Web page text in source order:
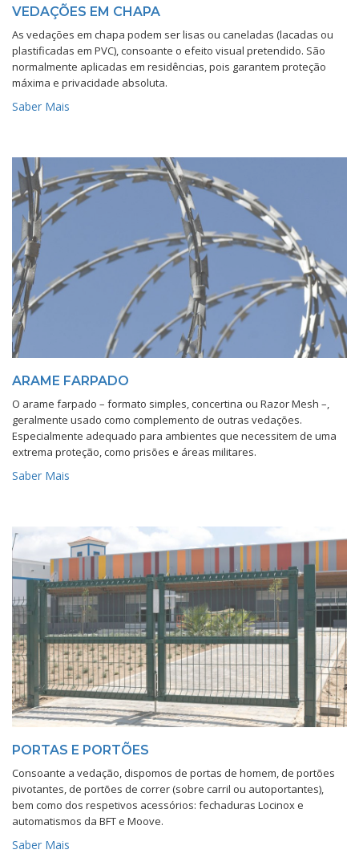
VEDAÇÕES EM CHAPA
As vedações em chapa podem ser lisas ou caneladas (lacadas ou
plastificadas em PVC), consoante o efeito visual pretendido. São
normalmente aplicadas em residências, pois garantem proteção
máxima e privacidade absoluta.
Saber Mais
ARAME FARPADO
O arame farpado – formato simples, concertina ou Razor Mesh –,
geralmente usado como complemento de outras vedações.
Especialmente adequado para ambientes que necessitem de uma
extrema proteção, como prisões e áreas militares.
Saber Mais
PORTAS E PORTÕES
Consoante a vedação, dispomos de portas de homem, de portões
pivotantes, de portões de correr (sobre carril ou autoportantes),
bem como dos respetivos acessórios: fechaduras Locinox e
automatismos da BFT e Moove.
Saber Mais